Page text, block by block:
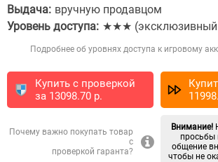
Выдача: вручную продавцом
Уровень доступа: ★★★ (эксклюзивный
Подробнее об уровнях доступа к игровому
Купить с проверкой
за 13098.70 p.
Почему важно покупать товар
с
проверкой гаранта?
Внимание!
просьбы
общение
чтобы не